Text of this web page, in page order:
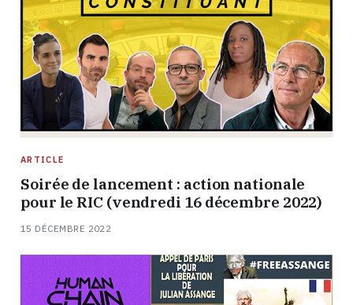
ARTICLE
Soirée de lancement : action nationale
pour le RIC (vendredi 16 décembre 2022)
15 DÉCEMBRE 2022